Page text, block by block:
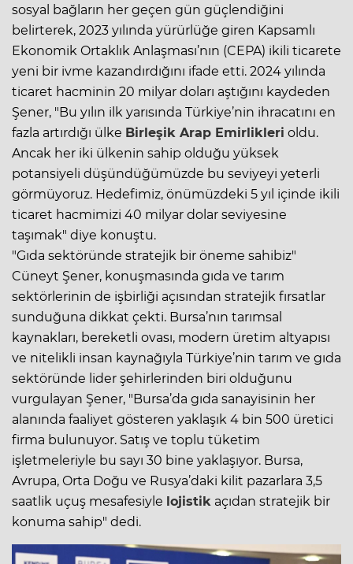
sosyal bağların her geçen gün güçlendiğini
belirterek, 2023 yılında yürürlüğe giren Kapsamlı
Ekonomik Ortaklık Anlaşması’nın (CEPA) ikili ticarete
yeni bir ivme kazandırdığını ifade etti. 2024 yılında
ticaret hacminin 20 milyar doları aştığını kaydeden
Şener, "Bu yılın ilk yarısında Türkiye’nin ihracatını en
fazla artırdığı ülke Birleşik Arap Emirlikleri oldu.
Ancak her iki ülkenin sahip olduğu yüksek
potansiyeli düşündüğümüzde bu seviyeyi yeterli
görmüyoruz. Hedefimiz, önümüzdeki 5 yıl içinde ikili
ticaret hacmimizi 40 milyar dolar seviyesine
taşımak" diye konuştu.
"Gıda sektöründe stratejik bir öneme sahibiz"
Cüneyt Şener, konuşmasında gıda ve tarım
sektörlerinin de işbirliği açısından stratejik fırsatlar
sunduğuna dikkat çekti. Bursa’nın tarımsal
kaynakları, bereketli ovası, modern üretim altyapısı
ve nitelikli insan kaynağıyla Türkiye’nin tarım ve gıda
sektöründe lider şehirlerinden biri olduğunu
vurgulayan Şener, "Bursa’da gıda sanayisinin her
alanında faaliyet gösteren yaklaşık 4 bin 500 üretici
firma bulunuyor. Satış ve toplu tüketim
işletmeleriyle bu sayı 30 bine yaklaşıyor. Bursa,
Avrupa, Orta Doğu ve Rusya’daki kilit pazarlara 3,5
saatlik uçuş mesafesiyle lojistik açıdan stratejik bir
konuma sahip" dedi.